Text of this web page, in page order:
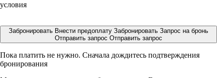
условия
Забронировать Внести предоплату Забронировать Запрос на бронь
Отправить запрос Отправить запрос
Пока платить не нужно. Сначала дождитесь подтверждения
бронирования